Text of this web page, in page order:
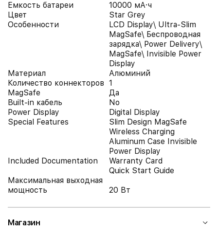
Емкость батареи
10000 мА·ч
Цвет
Star Grey
Особенности
LCD Display\ Ultra-Slim
MagSafe\ Беспроводная
зарядка\ Power Delivery\
MagSafe\ Invisible Power
Display
Материал
Алюминий
Количество коннекторов 1
MagSafe
Да
Built-in кабель
No
Power Display
Digital Display
Special Features
Slim Design MagSafe
Wireless Charging
Aluminum Case Invisible
Power Display
Included Documentation
Warranty Card
Quick Start Guide
Максимальная выходная
мощность
20 Вт
Магазин